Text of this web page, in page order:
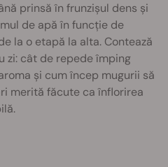
prinsă în frunzișul dens și
de apă în funcție de
la o etapă la alta. Contează
zi: cât de repede împing
și cum încep mugurii să
merită făcute ca înflorirea